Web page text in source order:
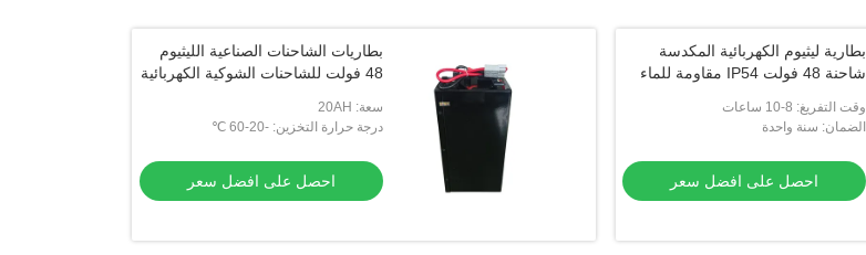
بطارية ليثيوم الكهربائية المكدسة
شاحنة 48 فولت IP54 مقاومة للماء
وقت التفريغ: 8-10 ساعات
الضمان: سنة واحدة
احصل على افضل سعر
بطاريات الشاحنات الصناعية الليثيوم
48 فولت للشاحنات الشوكية الكهربائية
سعة: 20AH
درجة حرارة التخزين: -20-60 ℃
احصل على افضل سعر